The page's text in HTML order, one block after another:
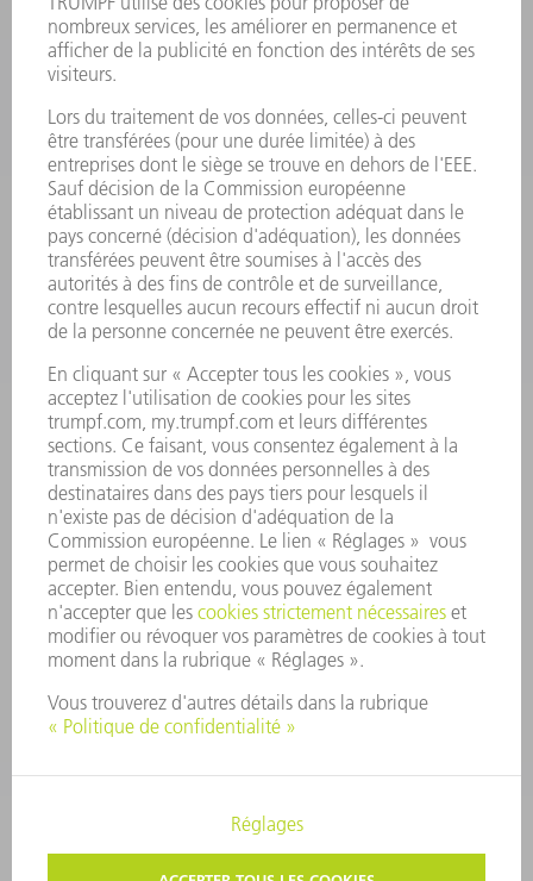
PRODUITS
MACHINES & SYSTÈMES
LASER
ELECTRONIQUE DE PUISSANCE
OUTILS ÉLECTRIQUES
SMART FACTORY
LOGICIEL
SERVICES
APPLICATIONS
SECTEURS D'ACTIVITÉ
ENTREPRISE
CARRIÈRE
OFFRES
PROFIL DE L'ENTREPRISE
CONSEIL D'ADMINISTRATION
RAPPORT ANNUEL
PRINCIPES FONDAMENTAUX DE L'ENTREPRISE
CONFORMITÉ
SYSTÈME D'ALERTE
SÉCURITÉ
COMMUNIQUÉS DE PRESSE
MAGAZINE
DURABILITÉ
ENVIRONNEMENT ET CLIMAT
SOCIAL ET SOCIÉTÉ
GESTION D'ENTREPRISE
PROTECTION DES DONNÉES PERSONNELLES
COPYRIGHT ET DROIT DES MARQUES